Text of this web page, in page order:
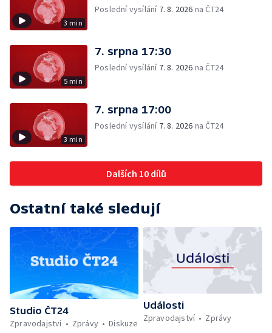
3 min
Poslední vysílání 7. 8. 2026 na ČT24
5 min
7. srpna 17:30
Poslední vysílání 7. 8. 2026 na ČT24
3 min
7. srpna 17:00
Poslední vysílání 7. 8. 2026 na ČT24
Dalších 10 dílů
Ostatní také sledují
Studio ČT24
Zpravodajství
Zprávy Diskuze
Události
Zpravodajství
Zprávy